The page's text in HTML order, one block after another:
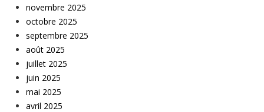
novembre 2025
octobre 2025
septembre 2025
août 2025
juillet 2025
juin 2025
mai 2025
avril 2025